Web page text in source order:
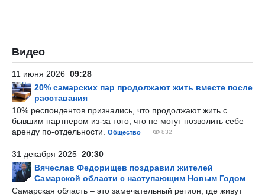
Видео
11 июня 2026 09:28
20% самарских пар продолжают жить вместе после
расставания
10% респондентов признались, что продолжают жить с
бывшим партнером из-за того, что не могут позволить себе
аренду по-отдельности.
Общество 832
31 декабря 2025 20:30
Вячеслав Федорищев поздравил жителей
Самарской области с наступающим Новым Годом
Самарская область – это замечательный регион, где живут